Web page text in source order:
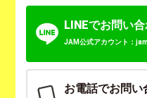
LINEでお問い
JAM公式アカウント：
お電話でお問い